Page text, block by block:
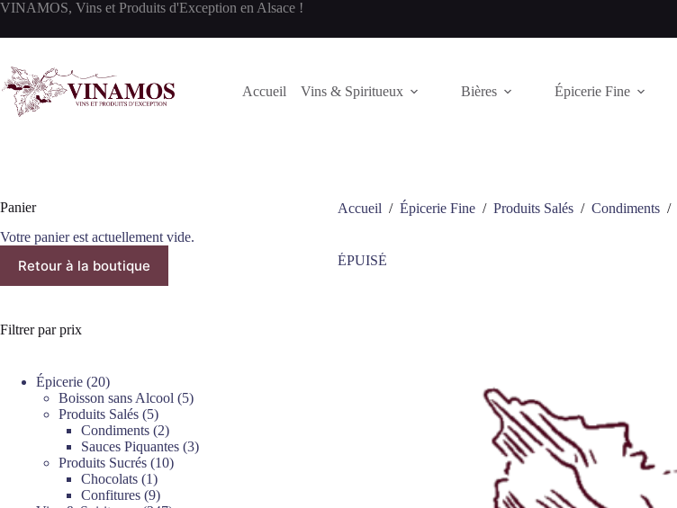
Passer
contenu
VINAMOS, Vins et Produits d'Exception en Alsace !
Accueil Vins & Spiritueux Bières Épicerie Fine
Accueil / Épicerie Fine / Produits Salés / Condiments /
ÉPUISÉ
Panier
Votre panier est actuellement vide.
Retour à la boutique
Filtrer par prix
Épicerie 2020
produits
Boisson sans Alcool 55
Produits Salés 55
produits
Condiments 22
produits
Sauces Piquantes 33
Produits Sucrés 1010
Chocolats 11
produit
Confitures 99